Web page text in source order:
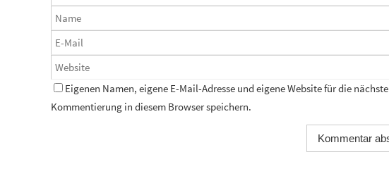
Eigenen Namen, eigene E-Mail-Adresse und eigene Website für die nächste
Kommentierung in diesem Browser speichern.